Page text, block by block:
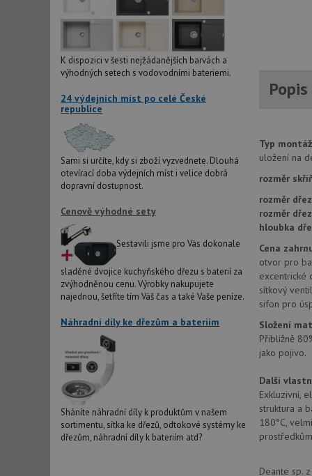
K dispozici v šesti nejžádanějších barvách a
výhodných setech s vodovodními bateriemi.
24 výdejních míst po celé České
republice
Sami si určíte, kdy si zboží vyzvednete. Dlouhá
otevírací doba výdejních míst i velice dobrá
dopravní dostupnost.
Cenově výhodné sety
Sestavili jsme pro Vás dokonale
sladěné dvojice kuchyňského dřezu s baterií za
zvýhodněnou cenu. Výrobky nakupujete
najednou, šetříte tím Váš čas a také Vaše peníze.
Náhradní díly ke dřezům a bateriím
Sháníte náhradní díly k produktům v našem
sortimentu, sítka ke dřezů, odtokové systémy ke
dřezům, náhradní díly k bateriím atd?
Typ
uložení na
rozměr
rozměr
rozměr
hloubka
Cena
otvor pro
excentrické
sítkový
sifon pro
Složení
Přibližně
jako pojivo.
Další
Exkluzivní,
struktura a
180°C,
Deante sp.
AWSALBCORS
AUTORIZACE
Název
Název
__Secure-YNID